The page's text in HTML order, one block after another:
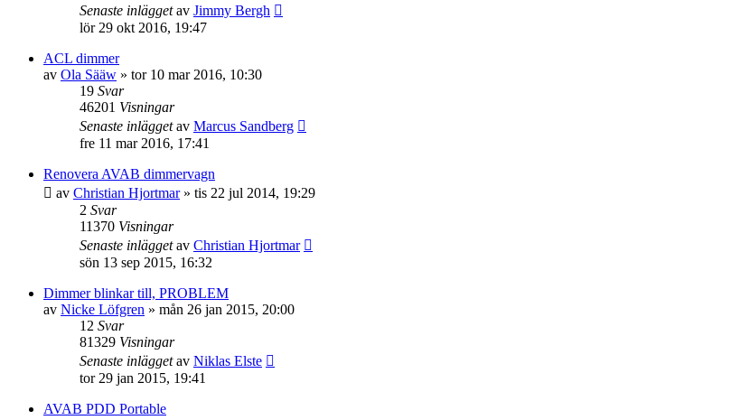
Senaste inläggetav Jimmy Bergh
lör 29 okt 2016, 19:47
ACL dimmer
av Ola Sääw » tor 10 mar 2016, 10:30
19 Svar
46201 Visningar
Senaste inläggetav Marcus Sandberg
fre 11 mar 2016, 17:41
Renovera AVAB dimmervagn
av Christian Hjortmar» tis 22 jul 2014, 19:29
2 Svar
11370 Visningar
Senaste inläggetav Christian Hjortmar
sön 13 sep 2015, 16:32
Dimmer blinkar till, PROBLEM
av Nicke Löfgren » mån 26 jan 2015, 20:00
12 Svar
81329 Visningar
Senaste inläggetav Niklas Elste
tor 29 jan 2015, 19:41
AVAB PDD Portable